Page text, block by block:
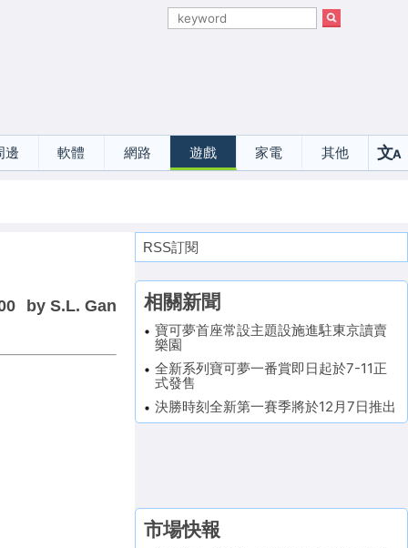
邊 軟體 網路 遊戲 家電 其他 文A
by S.L. Gan
RSS訂閱
相關新聞
寶可夢首座常設主題設施進駐東京讀賣
樂園
全新系列寶可夢一番賞即日起於7-11正
式發售
決勝時刻全新第一賽季將於12月7日推出
市場快報